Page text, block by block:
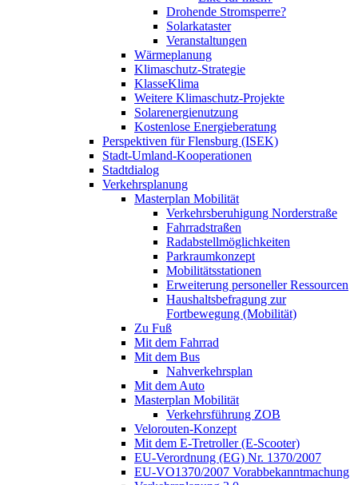
Drohende Stromsperre?
Solarkataster
Veranstaltungen
Wärmeplanung
Klimaschutz-Strategie
KlasseKlima
Weitere Klimaschutz-Projekte
Solarenergienutzung
Kostenlose Energieberatung
Perspektiven für Flensburg (ISEK)
Stadt-Umland-Kooperationen
Stadtdialog
Verkehrsplanung
Masterplan Mobilität
Verkehrsberuhigung Norderstraße
Fahrradstraßen
Radabstellmöglichkeiten
Parkraumkonzept
Mobilitätsstationen
Erweiterung personeller Ressourcen
Haushaltsbefragung zur
Fortbewegung (Mobilität)
Zu Fuß
Mit dem Fahrrad
Mit dem Bus
Nahverkehrsplan
Mit dem Auto
Masterplan Mobilität
Verkehrsführung ZOB
Velorouten-Konzept
Mit dem E-Tretroller (E-Scooter)
EU-Verordnung (EG) Nr. 1370/2007
EU-VO1370/2007 Vorabbekanntmachung